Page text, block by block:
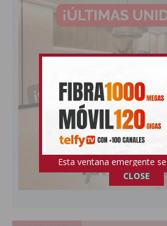
Esta ventana emergente
CLOSE